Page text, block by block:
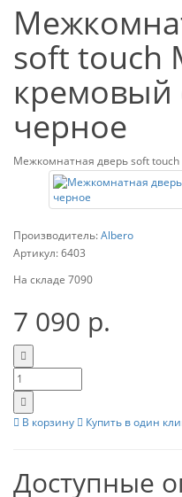
soft touch
кремовый
черное
Межкомнатная дверь soft
Производитель:Albero
Артикул:6403
На складе 7090
7 090 р.
В корзину Купить в один
Доступные